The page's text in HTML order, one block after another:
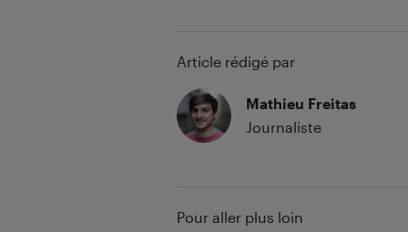
Article rédigé par
Mathieu Freitas
Journaliste
Pour aller plus loin